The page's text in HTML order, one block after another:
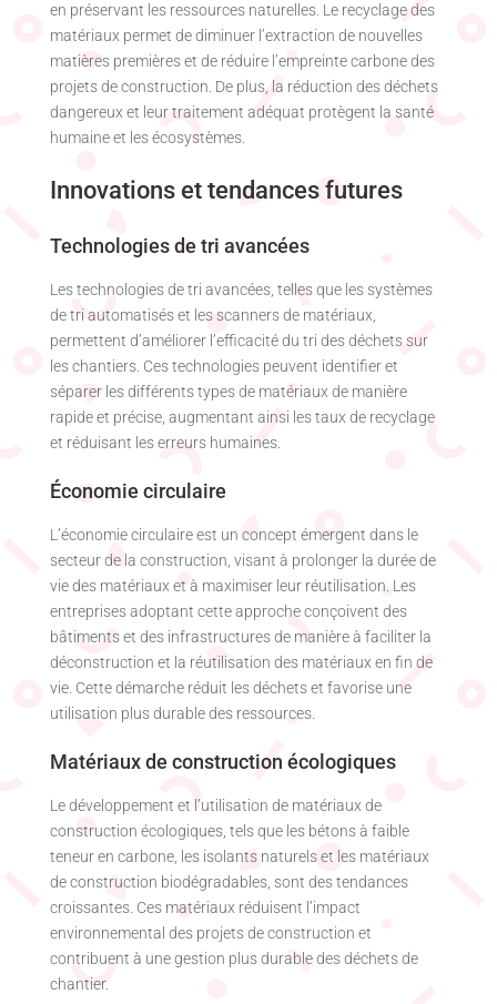
en préservant les ressources naturelles. Le recyclage des
matériaux permet de diminuer l’extraction de nouvelles
matières premières et de réduire l’empreinte carbone des
projets de construction. De plus, la réduction des déchets
dangereux et leur traitement adéquat protègent la santé
humaine et les écosystèmes.
Innovations et tendances futures
Technologies de tri avancées
Les technologies de tri avancées, telles que les systèmes
de tri automatisés et les scanners de matériaux,
permettent d’améliorer l’efficacité du tri des déchets sur
les chantiers. Ces technologies peuvent identifier et
séparer les différents types de matériaux de manière
rapide et précise, augmentant ainsi les taux de recyclage
et réduisant les erreurs humaines.
Économie circulaire
L’économie circulaire est un concept émergent dans le
secteur de la construction, visant à prolonger la durée de
vie des matériaux et à maximiser leur réutilisation. Les
entreprises adoptant cette approche conçoivent des
bâtiments et des infrastructures de manière à faciliter la
déconstruction et la réutilisation des matériaux en fin de
vie. Cette démarche réduit les déchets et favorise une
utilisation plus durable des ressources.
Matériaux de construction écologiques
Le développement et l’utilisation de matériaux de
construction écologiques, tels que les bétons à faible
teneur en carbone, les isolants naturels et les matériaux
de construction biodégradables, sont des tendances
croissantes. Ces matériaux réduisent l’impact
environnemental des projets de construction et
contribuent à une gestion plus durable des déchets de
chantier.